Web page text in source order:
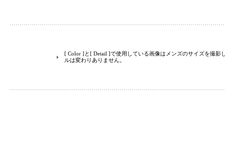
[ Color ]と[ Detail ]で使用している画像はメンズのサイズを撮影
ルは変わりありません。